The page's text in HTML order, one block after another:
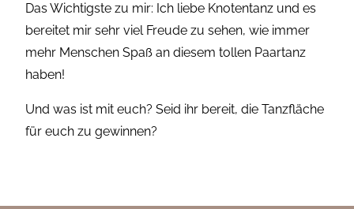
Das Wichtigste zu mir: Ich liebe Knotentanz und es
bereitet mir sehr viel Freude zu sehen, wie immer
mehr Menschen Spaß an diesem tollen Paartanz
haben!
Und was ist mit euch? Seid ihr bereit, die Tanzfläche
für euch zu gewinnen?